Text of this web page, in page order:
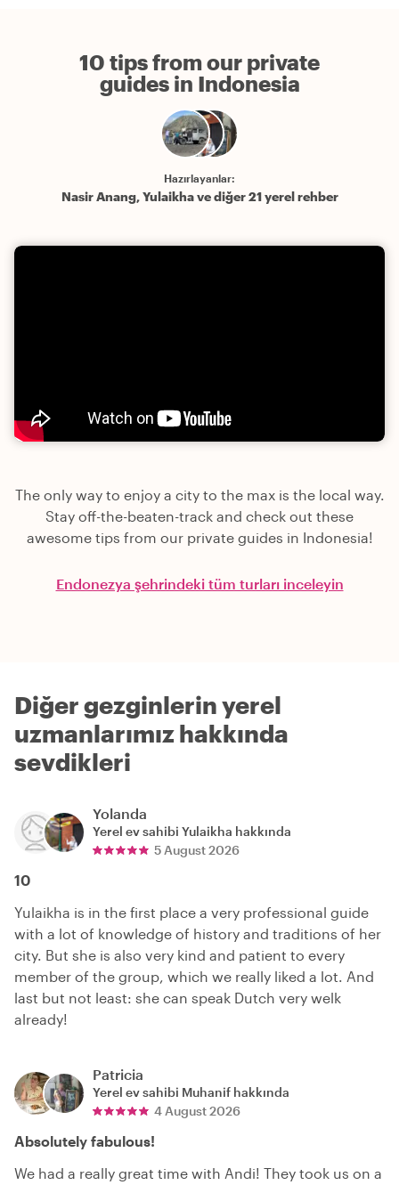
10 tips from our private
guides in Indonesia
Hazırlayanlar:
Nasir Anang, Yulaikha ve diğer 21 yerel rehber
The only way to enjoy a city to the max is the local way.
Stay off-the-beaten-track and check out these
awesome tips from our private guides in Indonesia!
Endonezya şehrindeki tüm turları inceleyin
Diğer gezginlerin yerel
uzmanlarımız hakkında
sevdikleri
Yolanda
Yerel ev sahibi Yulaikha hakkında
5 August 2026
10
Yulaikha is in the first place a very professional guide
with a lot of knowledge of history and traditions of her
city. But she is also very kind and patient to every
member of the group, which we really liked a lot. And
last but not least: she can speak Dutch very welk
already!
Patricia
Yerel ev sahibi Muhanif hakkında
4 August 2026
Absolutely fabulous!
We had a really great time with Andi! They took us on a